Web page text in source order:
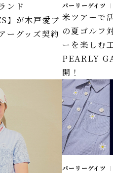
ンド
】が木戸愛プ
ーグッズ契約
パーリーゲイツ
米ツアーで
の夏ゴルフ
ーを楽しむ
PEARLY
開！
パーリーゲイツ